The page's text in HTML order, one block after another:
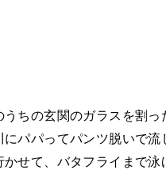
ちの玄関のガラスを割っ
パパってパンツ脱いで流
せて、バタフライまで泳